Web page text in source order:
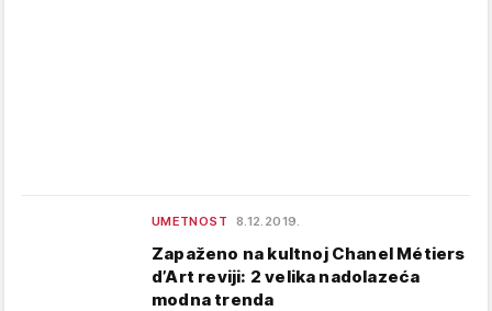
UMETNOST 8.12.2019.
Zapaženo na kultnoj Chanel Métiers
d’Art reviji: 2 velika nadolazeća
modna trenda